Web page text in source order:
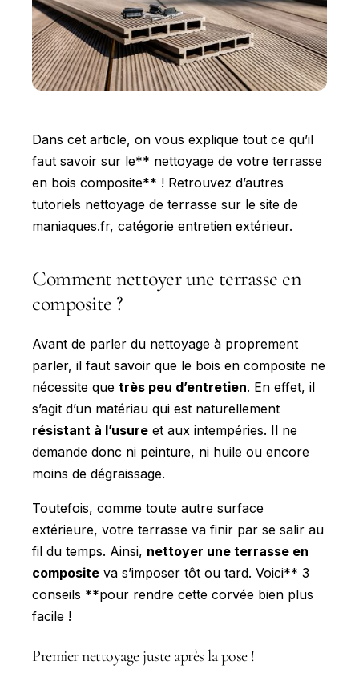
Dans cet article, on vous explique tout ce qu’il
faut savoir sur le** nettoyage de votre terrasse
en bois composite** ! Retrouvez d’autres
tutoriels nettoyage de terrasse sur le site de
maniaques.fr, catégorie entretien extérieur.
Comment nettoyer une terrasse en
composite ?
Avant de parler du nettoyage à proprement
parler, il faut savoir que le bois en composite ne
nécessite que très peu d’entretien. En effet, il
s’agit d’un matériau qui est naturellement
résistant à l’usure et aux intempéries. Il ne
demande donc ni peinture, ni huile ou encore
moins de dégraissage.
Toutefois, comme toute autre surface
extérieure, votre terrasse va finir par se salir au
fil du temps. Ainsi, nettoyer une terrasse en
composite va s’imposer tôt ou tard. Voici** 3
conseils **pour rendre cette corvée bien plus
facile !
Premier nettoyage juste après la pose !